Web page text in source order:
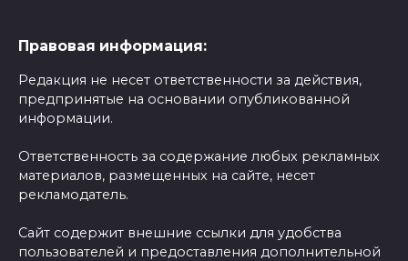
Правовая информация:
Редакция не несет ответственности за действия,
предпринятые на основании опубликованной
информации.
Ответственность за содержание любых рекламных
материалов, размещенных на сайте, несет
рекламодатель.
Сайт содержит внешние ссылки для удобства
пользователей и предоставления дополнительной